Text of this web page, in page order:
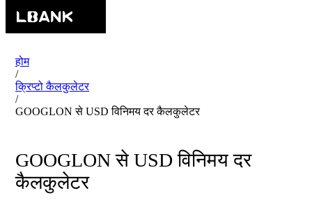
होम
/
क्रिप्टो कैलकुलेटर
/
GOOGLON से USD विनिमय दर कैलकुलेटर
GOOGLON से USD विनिमय दर
कैलकुलेटर